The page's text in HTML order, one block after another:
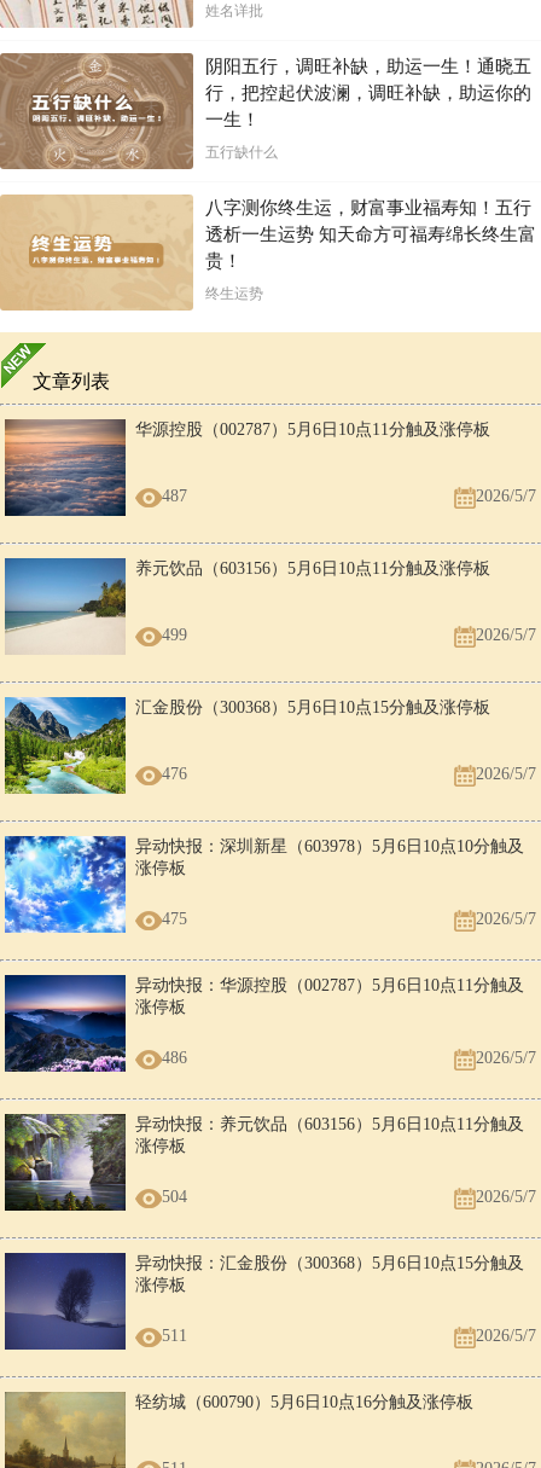
姓名详批
阴阳五行，调旺补缺，助运一生！通晓五
行，把控起伏波澜，调旺补缺，助运你的
一生！
五行缺什么
八字测你终生运，财富事业福寿知！五行
透析一生运势 知天命方可福寿绵长终生富
贵！
终生运势
文章列表
华源控股（002787）5月6日10点11分触及涨停板
487 2026/5/7
养元饮品（603156）5月6日10点11分触及涨停板
499 2026/5/7
汇金股份（300368）5月6日10点15分触及涨停板
476 2026/5/7
异动快报：深圳新星（603978）5月6日10点10分触及
涨停板
475 2026/5/7
异动快报：华源控股（002787）5月6日10点11分触及
涨停板
486 2026/5/7
异动快报：养元饮品（603156）5月6日10点11分触及
涨停板
504 2026/5/7
异动快报：汇金股份（300368）5月6日10点15分触及
涨停板
511 2026/5/7
轻纺城（600790）5月6日10点16分触及涨停板